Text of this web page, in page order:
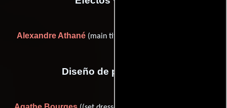
Alexandre Athané (main title sequence and end credits)
Diseño de producción